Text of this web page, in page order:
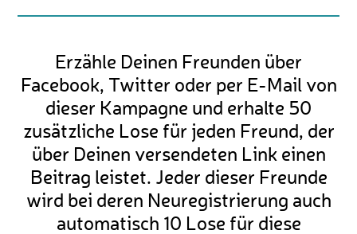
Erzähle Deinen Freunden über
Facebook, Twitter oder per E-Mail von
dieser Kampagne und erhalte 50
zusätzliche Lose für jeden Freund, der
über Deinen versendeten Link einen
Beitrag leistet. Jeder dieser Freunde
wird bei deren Neuregistrierung auch
automatisch 10 Lose für diese